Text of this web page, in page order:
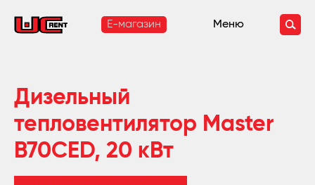
E-магазин Меню
Дизельный
тепловентилятор Master
B70CED, 20 кВт